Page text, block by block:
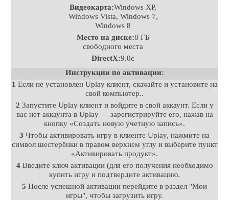
Видеокарта:Windows XP,
Windows Vista, Windows 7,
Windows 8
Место на диске:8 ГБ
свободного места
DirectX:9.0с
Инструкции по активации:
1 Если не установлен Uplay клиент, скачайте и установите на
свой компьютер..
2 Запустите Uplay клиент и войдите в свой аккаунт. Если у
вас нет аккаунта в Uplay — зарегистрируйте его, нажав на
кнопку «Создать новую учетную запись».
3 Чтобы активировать игру в клиенте Uplay, нажмите на
символ шестерёнки в правом верхнем углу и выберите пункт
«Активировать продукт».
4Введите ключ активации (для его получения необходимо
купить игру и подтвердите активацию.
5 После успешной активации перейдите в раздел "Мои
игры", чтобы загрузить игру.